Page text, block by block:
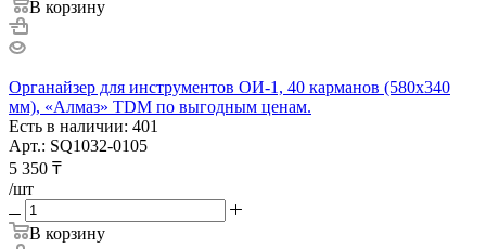
В корзину
Органайзер для инструментов ОИ-1, 40 карманов (580х340
мм), «Алмаз» TDM по выгодным ценам.
Есть в наличии: 401
Арт.: SQ1032-0105
5 350 ₸
/шт
В корзину